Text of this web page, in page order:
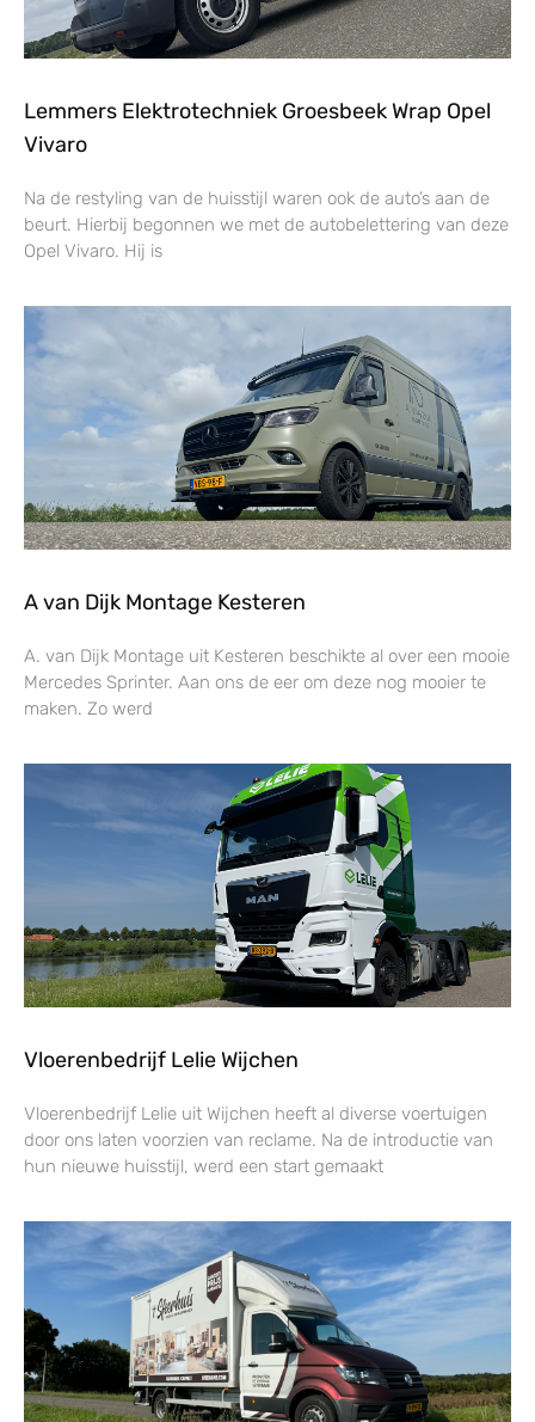
Lemmers Elektrotechniek Groesbeek Wrap Opel
Vivaro
Na de restyling van de huisstijl waren ook de auto’s aan de
beurt. Hierbij begonnen we met de autobelettering van deze
Opel Vivaro. Hij is
A van Dijk Montage Kesteren
A. van Dijk Montage uit Kesteren beschikte al over een mooie
Mercedes Sprinter. Aan ons de eer om deze nog mooier te
maken. Zo werd
Vloerenbedrijf Lelie Wijchen
Vloerenbedrijf Lelie uit Wijchen heeft al diverse voertuigen
door ons laten voorzien van reclame. Na de introductie van
hun nieuwe huisstijl, werd een start gemaakt